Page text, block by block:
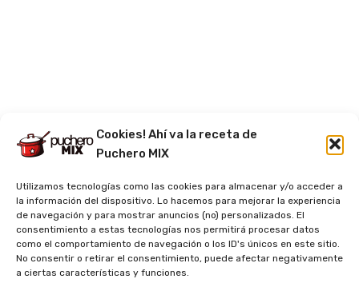
Cookies! Ahí va la receta de
Puchero MIX
Utilizamos tecnologías como las cookies para almacenar y/o acceder a
la información del dispositivo. Lo hacemos para mejorar la experiencia
de navegación y para mostrar anuncios (no) personalizados. El
consentimiento a estas tecnologías nos permitirá procesar datos
como el comportamiento de navegación o los ID's únicos en este sitio.
No consentir o retirar el consentimiento, puede afectar negativamente
a ciertas características y funciones.